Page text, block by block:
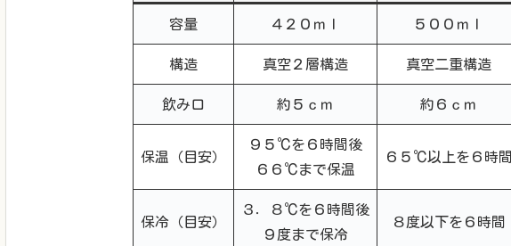
容量 ４２０ｍｌ ５００ｍｌ
構造 真空２層構造 真空二重構造
飲み口 約５ｃｍ 約６ｃｍ
保温（目安）
９５℃を６時間後
６６℃まで保温
６５℃以上を６時間
保冷（目安）
３．８℃を６時間後
９度まで保冷
８度以下を６時間